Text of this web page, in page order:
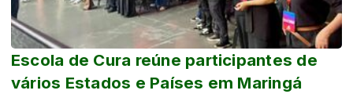
Escola de Cura reúne participantes de
vários Estados e Países em Maringá